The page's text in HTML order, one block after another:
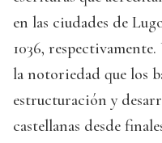
en las ciudades de
1036,
la notoriedad que los
estructuración y
castellanas desde